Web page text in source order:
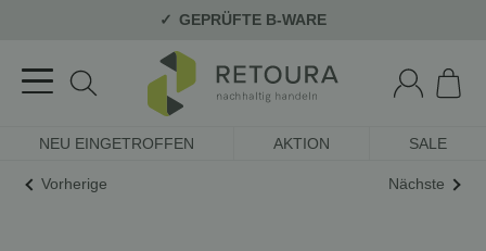
GEPRÜFTE B-WARE
NEU EINGETROFFEN AKTION SALE
Vorherige Nächste